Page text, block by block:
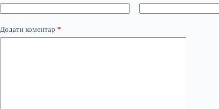
Додати коментар *